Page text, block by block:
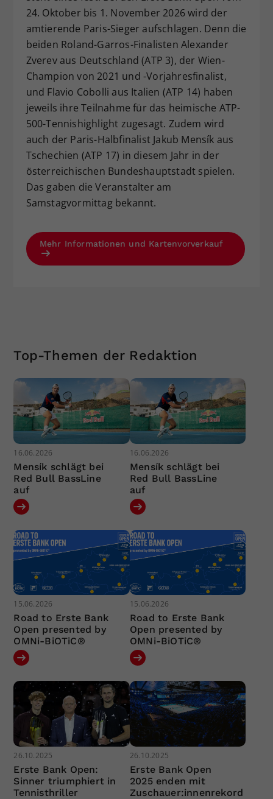
24. Oktober bis 1. November 2026 wird der
amtierende Paris-Sieger aufschlagen. Denn die
beiden Roland-Garros-Finalisten Alexander
Zverev aus Deutschland (ATP 3), der Wien-
Champion von 2021 und -Vorjahresfinalist,
und Flavio Cobolli aus Italien (ATP 14) haben
jeweils ihre Teilnahme für das heimische ATP-
500-Tennishighlight zugesagt. Zudem wird
auch der Paris-Halbfinalist Jakub Mensík aus
Tschechien (ATP 17) in diesem Jahr in der
österreichischen Bundeshauptstadt spielen.
Das gaben die Veranstalter am
Samstagvormittag bekannt.
Mehr Informationen und Kartenvorverkauf
Top-Themen der Redaktion
16.06.2026
Mensík schlägt bei
Red Bull BassLine
auf
16.06.2026
Mensík schlägt bei
Red Bull BassLine
auf
15.06.2026
Road to Erste Bank
Open presented by
OMNi-BiOTiC®
15.06.2026
Road to Erste Bank
Open presented by
OMNi-BiOTiC®
26.10.2025
Erste Bank Open:
Sinner triumphiert in
Tennisthriller
26.10.2025
Erste Bank Open
2025 enden mit
Zuschauer:innenrekord
Zweck
Dieser Wert speichert Ihre Consent-
Einstellungen. Unter anderem eine
zufällig generierte ID, für die
historische Speicherung Ihrer
vorgenommen Einstellungen, falls der
Webseiten-Betreiber dies eingestellt
hat.